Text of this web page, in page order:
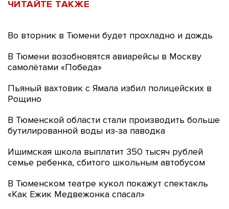
ЧИТАЙТЕ ТАКЖЕ
Во вторник в Тюмени будет прохладно и дождь
В Тюмени возобновятся авиарейсы в Москву
самолётами «Победа»
Пьяный вахтовик с Ямала избил полицейских в
Рощино
В Тюменской области стали производить больше
бутилированной воды из-за паводка
Ишимская школа выплатит 350 тысяч рублей
семье ребенка, сбитого школьным автобусом
В Тюменском театре кукол покажут спектакль
«Как Ежик Медвежонка спасал»